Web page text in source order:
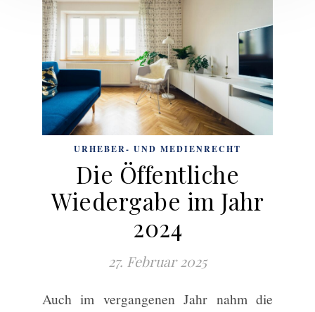
URHEBER- UND MEDIENRECHT
Die Öffentliche
Wiedergabe im Jahr
2024
27. Februar 2025
Auch im vergangenen Jahr nahm die